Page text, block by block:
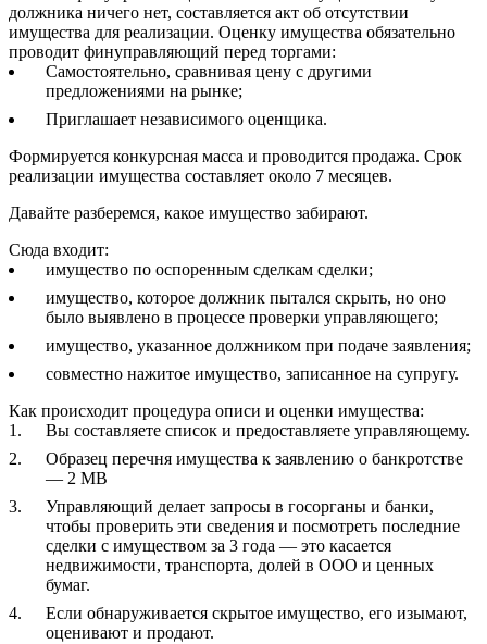
должника ничего нет, составляется акт об отсутствии
имущества для реализации. Оценку имущества обязательно
проводит финуправляющий перед торгами:
Самостоятельно, сравнивая цену с другими
предложениями на рынке;
Приглашает независимого оценщика.
Формируется конкурсная масса и проводится продажа. Срок
реализации имущества составляет около 7 месяцев.
Давайте разберемся, какое имущество забирают.
Сюда входит:
имущество по оспоренным сделкам сделки;
имущество, которое должник пытался скрыть, но оно
было выявлено в процессе проверки управляющего;
имущество, указанное должником при подаче заявления;
совместно нажитое имущество, записанное на супругу.
Как происходит процедура описи и оценки имущества:
Вы составляете список и предоставляете управляющему.
Образец перечня имущества к заявлению о банкротстве
— 2 MB
Управляющий делает запросы в госорганы и банки,
чтобы проверить эти сведения и посмотреть последние
сделки с имуществом за 3 года — это касается
недвижимости, транспорта, долей в ООО и ценных
бумаг.
Если обнаруживается скрытое имущество, его изымают,
оценивают и продают.